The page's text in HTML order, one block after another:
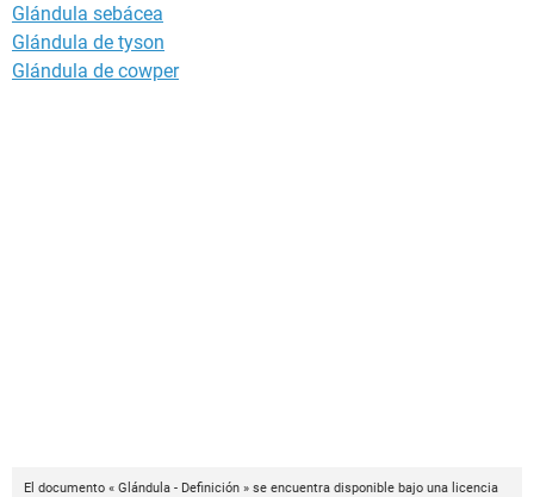
Glándula sebácea
Glándula de tyson
Glándula de cowper
El documento « Glándula - Definición » se encuentra disponible bajo una licencia